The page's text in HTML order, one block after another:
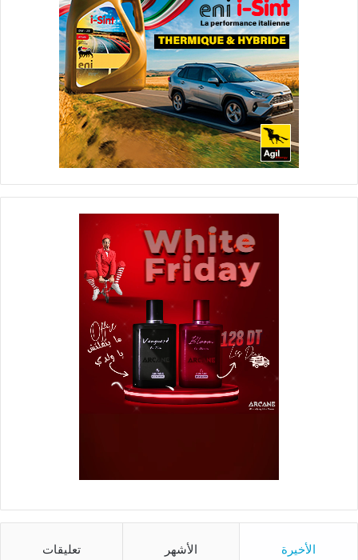
الأخيرة الأشهر تعليقات